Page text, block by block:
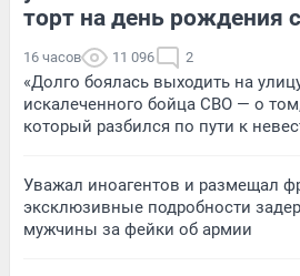
торт на день рождения
16 часов 11 096 2
«Долго боялась выходить на
искалеченного бойца СВО — о
который разбился по пути к
Уважал иноагентов и размещал
эксклюзивные подробности
мужчины за фейки об армии